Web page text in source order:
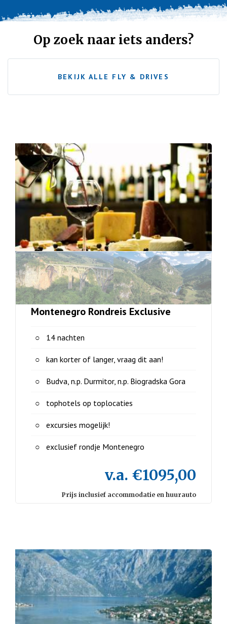
Op zoek naar iets anders?
BEKIJK ALLE FLY & DRIVES
Montenegro Rondreis Exclusive
14 nachten
kan korter of langer, vraag dit aan!
Budva, n.p. Durmitor, n.p. Biogradska Gora
tophotels op toplocaties
excursies mogelijk!
exclusief rondje Montenegro
v.a. €1095,00
Prijs inclusief accommodatie en huurauto